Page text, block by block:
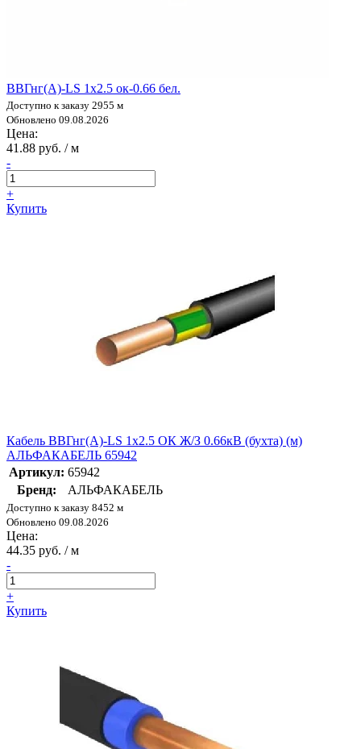
ВВГнг(А)-LS 1х2.5 ок-0.66 бел.
Доступно к заказу 2955 м
Обновлено 09.08.2026
Цена:
41.88 руб. / м
-
+
Купить
Кабель ВВГнг(А)-LS 1х2.5 ОК Ж/З 0.66кВ (бухта) (м)
АЛЬФАКАБЕЛЬ 65942
Артикул: 65942
Бренд:
АЛЬФАКАБЕЛЬ
Доступно к заказу 8452 м
Обновлено 09.08.2026
Цена:
44.35 руб. / м
-
+
Купить